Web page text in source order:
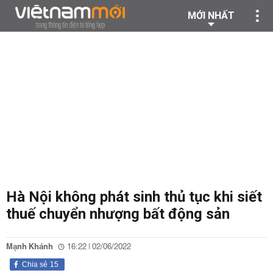
MỚI NHẤT
Hà Nội không phát sinh thủ tục khi siết
thuế chuyển nhượng bất động sản
Mạnh Khánh 16:22 | 02/06/2022
15
Chia sẻ